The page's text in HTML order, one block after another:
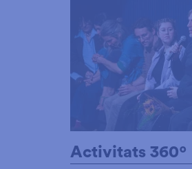
Activitats 360º